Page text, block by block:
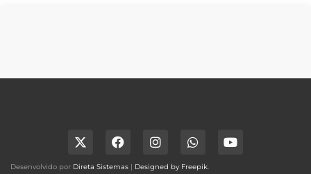
Desenvolvido por Direta Sistemas | Designed by Freepik.